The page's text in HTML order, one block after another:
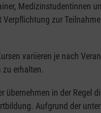
Medizinstudentinnen
zur
variieren je nach
erhalten.
übernehmen in der Regel
Aufgrund der